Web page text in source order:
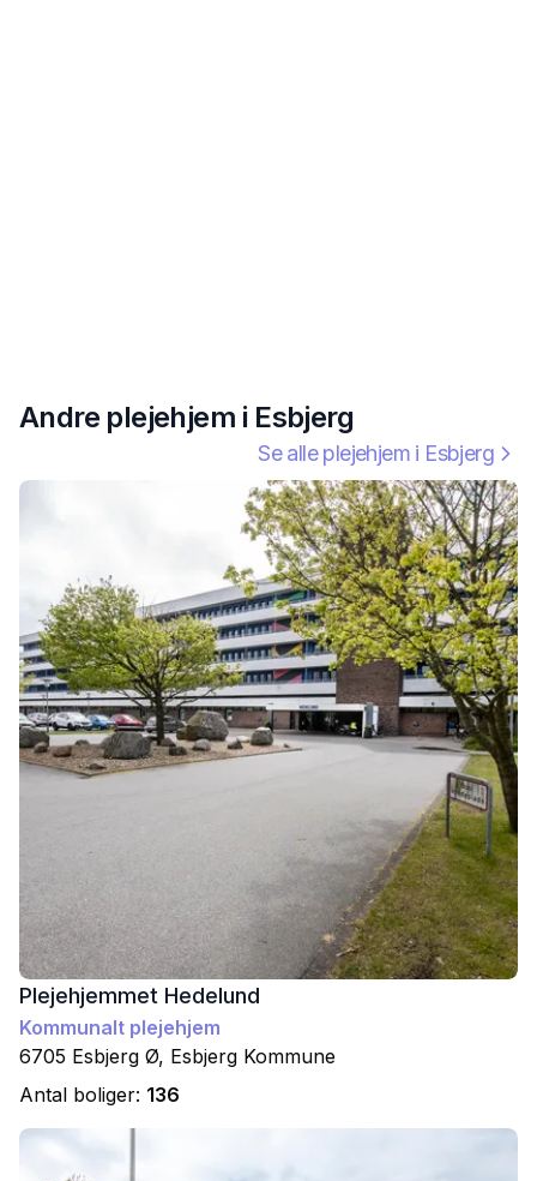
Andre plejehjem i Esbjerg
Se alle plejehjem i Esbjerg
Plejehjemmet Hedelund
Kommunalt plejehjem
6705 Esbjerg Ø, Esbjerg Kommune
Antal boliger: 136